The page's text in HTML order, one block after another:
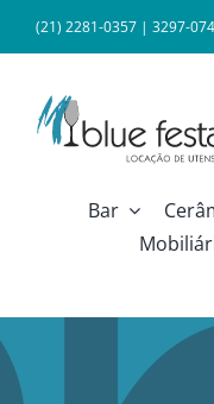
para
conteúdo
(21) 2281-0357| 3297-
Bar